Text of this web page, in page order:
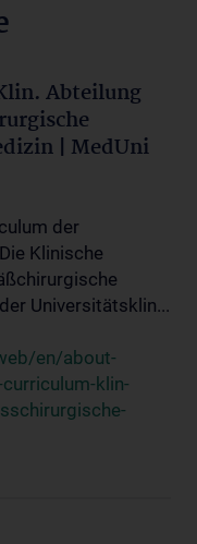
Abteilung
| MedUni
der
Klinische
Universitätsklin...
en/about-
klin-